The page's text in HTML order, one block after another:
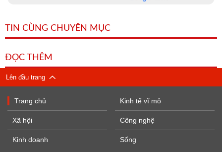
TIN CÙNG CHUYÊN MỤC
ĐỌC THÊM
Lên đầu trang
Trang chủ
Xã hội
Kinh doanh
Kinh tế vĩ mô
Công nghệ
Sống